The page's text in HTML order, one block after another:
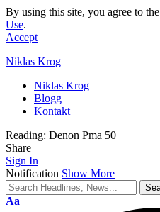
By using this site, you agree to the
Use.
Accept
Niklas Krog
Niklas Krog
Blogg
Kontakt
Reading: Denon Pma 50
Share
Sign In
Notification Show More
Font
Aa